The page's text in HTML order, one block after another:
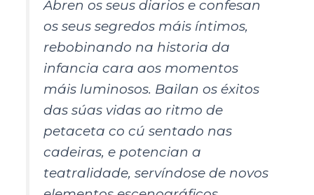
Abren os seus diarios e confesan
os seus segredos máis íntimos,
rebobinando na historia da
infancia cara aos momentos
máis luminosos. Bailan os éxitos
das súas vidas ao ritmo de
petaceta co cú sentado nas
cadeiras, e potencian a
teatralidade, servíndose de novos